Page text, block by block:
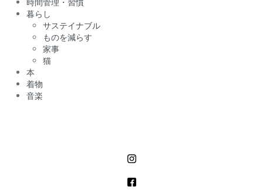
暮らし
サステイナブル
ものを減らす
家事
猫
本
着物
音楽